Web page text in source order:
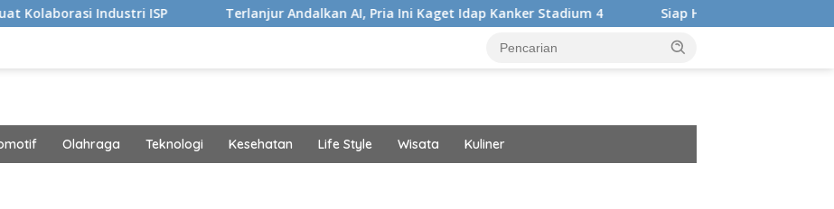
ISP Terlanjur Andalkan AI, Pria Ini Kaget Idap Kanker Stadium 4 Siap Harumkan Nama Bangsa, Audrey
Olahraga Teknologi Kesehatan Life Style Wisata Kuliner